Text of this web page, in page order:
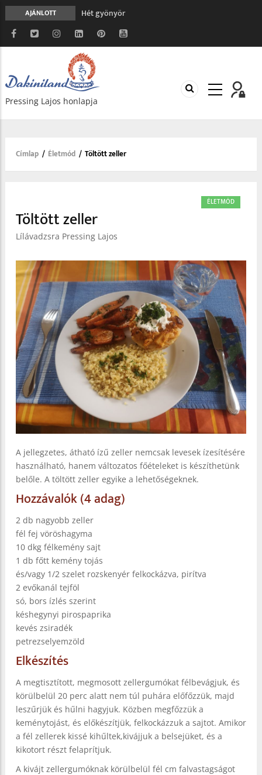
AJÁNLOTT
Hét gyönyör
A gondolatok átalakításának nyolc versszaka
Meghalni teljesen biztonságos
Minden más, mint aminek látszik
Vég nélküli leborulás
Pressing Lajos honlapja
Morzsa
Címlap / Életmód / Töltött zeller
ÉLETMÓD
Töltött zeller
Lílávadzsra Pressing Lajos
A jellegzetes, átható ízű zeller nemcsak levesek ízesítésére
használható, hanem változatos főételeket is készíthetünk
belőle. A töltött zeller egyike a lehetőségeknek.
Hozzávalók (4 adag)
2 db nagyobb zeller
fél fej vöröshagyma
10 dkg félkemény sajt
1 db főtt kemény tojás
és/vagy 1/2 szelet rozskenyér felkockázva, pirítva
2 evőkanál tejföl
só, bors ízlés szerint
késhegynyi pirospaprika
kevés zsiradék
petrezselyemzöld
Elkészítés
A megtisztított, megmosott zellergumókat félbevágjuk, és
körülbelül 20 perc alatt nem túl puhára előfőzzük, majd
leszűrjük és hűlni hagyjuk. Közben megfőzzük a
keménytojást, és előkészítjük, felkockázzuk a sajtot. Amikor
a fél zellerek kissé kihűltek,kivájjuk a belsejüket, és a
kikotort részt felaprítjuk.
A kivájt zellergumóknak körülbelül fél cm falvastagságot